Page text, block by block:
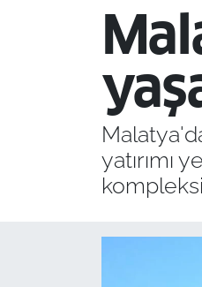
yatırımı
Resmi İlanlar
Malatya Trafik
Süper Lig Puan
Tüm Manşetler
Son Dakika Haberleri